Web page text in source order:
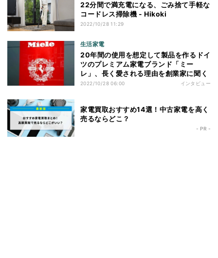
22分間で満充電になる、ごみ捨て手軽な
コードレス掃除機 - Hikoki
2022/10/28 11:29
生活家電
20年間の使用を想定して製品を作るドイ
ツのプレミアム家電ブランド「ミー
レ」、長く愛される理由を創業家に聞く
2022/10/28 06:00 インタビュー
家電買取おすすめ14選！中古家電を高く
売るならどこ？
- PR -